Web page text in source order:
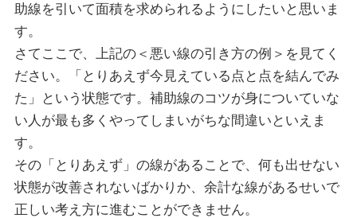
助線を引いて面積を求められるようにしたいと思いま
す。
さてここで、上記の＜悪い線の引き方の例＞を見てく
ださい。「とりあえず今見えている点と点を結んでみ
た」という状態です。補助線のコツが身についていな
い人が最も多くやってしまいがちな間違いといえま
す。
その「とりあえず」の線があることで、何も出せない
状態が改善されないばかりか、余計な線があるせいで
正しい考え方に進むことができません。